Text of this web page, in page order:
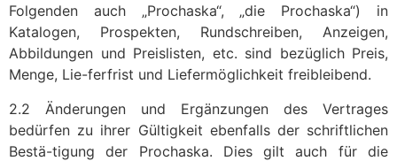
Folgenden auch „Prochaska“, „die Prochaska“) in
Katalogen, Prospekten, Rundschreiben, Anzeigen,
Abbildungen und Preislisten, etc. sind bezüglich Preis,
Menge, Lie-ferfrist und Liefermöglichkeit freibleibend.
2.2 Änderungen und Ergänzungen des Vertrages
bedürfen zu ihrer Gültigkeit ebenfalls der schriftlichen
Bestä-tigung der Prochaska. Dies gilt auch für die